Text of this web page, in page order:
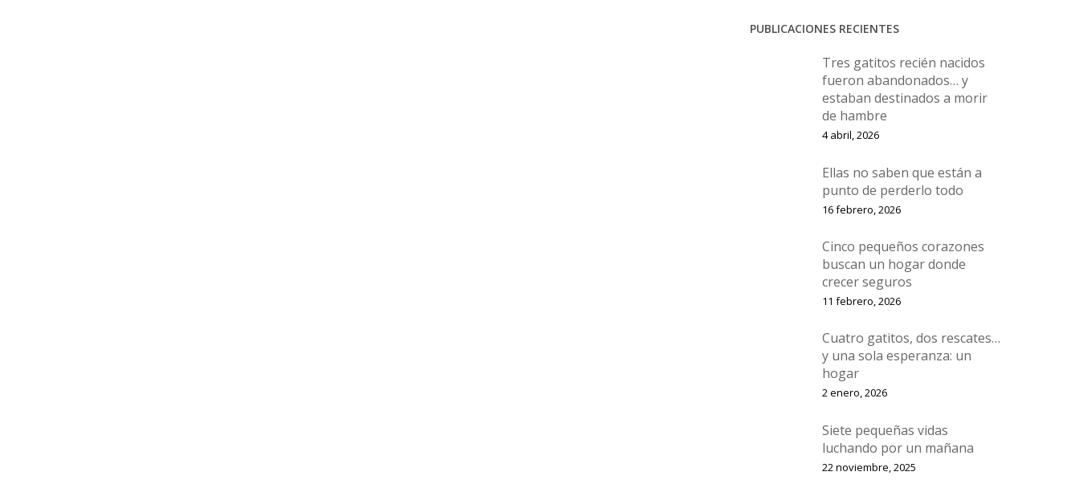
PUBLICACIONES RECIENTES
Tres gatitos recién nacidos
fueron abandonados… y
estaban destinados a morir
de hambre
4 abril, 2026
Ellas no saben que están a
punto de perderlo todo
16 febrero, 2026
Cinco pequeños corazones
buscan un hogar donde
crecer seguros
11 febrero, 2026
Cuatro gatitos, dos rescates…
y una sola esperanza: un
hogar
2 enero, 2026
Siete pequeñas vidas
luchando por un mañana
22 noviembre, 2025